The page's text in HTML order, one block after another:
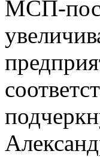
МСП-